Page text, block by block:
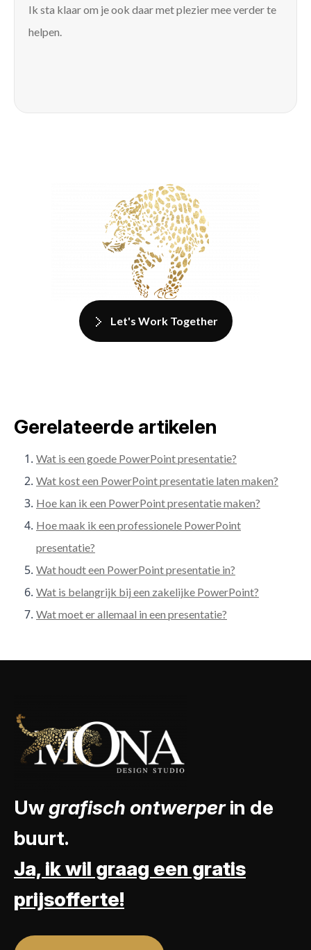
Ik sta klaar om je ook daar met plezier mee verder te
helpen.
Let's Work Together
Gerelateerde artikelen
Wat is een goede PowerPoint presentatie?
Wat kost een PowerPoint presentatie laten maken?
Hoe kan ik een PowerPoint presentatie maken?
Hoe maak ik een professionele PowerPoint
presentatie?
Wat houdt een PowerPoint presentatie in?
Wat is belangrijk bij een zakelijke PowerPoint?
Wat moet er allemaal in een presentatie?
Uwgrafisch ontwerperin de
buurt.
Ja, ik wil graag een gratis
prijsofferte!